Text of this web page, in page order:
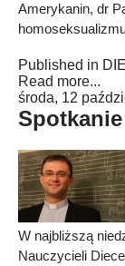
Amerykanin, dr
Published in
Read more...
środa, 12
W najbliższą
Nauczycieli